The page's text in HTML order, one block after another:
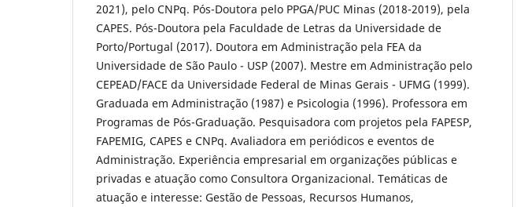
2021), pelo CNPq. Pós-Doutora pelo PPGA/PUC Minas (2018-2019), pela
CAPES. Pós-Doutora pela Faculdade de Letras da Universidade de
Porto/Portugal (2017). Doutora em Administração pela FEA da
Universidade de São Paulo - USP (2007). Mestre em Administração pelo
CEPEAD/FACE da Universidade Federal de Minas Gerais - UFMG (1999).
Graduada em Administração (1987) e Psicologia (1996). Professora em
Programas de Pós-Graduação. Pesquisadora com projetos pela FAPESP,
FAPEMIG, CAPES e CNPq. Avaliadora em periódicos e eventos de
Administração. Experiência empresarial em organizações públicas e
privadas e atuação como Consultora Organizacional. Temáticas de
atuação e interesse: Gestão de Pessoas, Recursos Humanos,